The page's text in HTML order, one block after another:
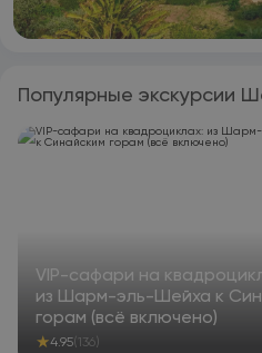
Популярные экскурсии
VIP-сафари на
из Шарм-эль-Шейха к
горам (всё включено)
★4.95(136)